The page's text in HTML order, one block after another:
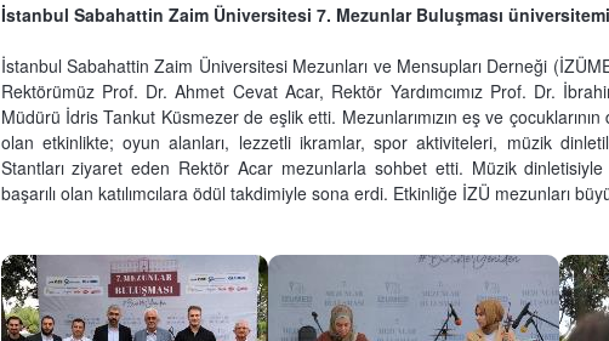
İstanbul Sabahattin Zaim Üniversitesi 7. Mezunlar Buluşması
İstanbul Sabahattin Zaim Üniversitesi Mezunları ve Mensupları Derneği
Rektörümüz Prof. Dr. Ahmet Cevat Acar, Rektör Yardımcımız Prof. Dr.
Müdürü İdris Tankut Küsmezer de eşlik etti. Mezunlarımızın eş ve
olan etkinlikte; oyun alanları, lezzetli ikramlar, spor aktiviteleri, müzik
Stantları ziyaret eden Rektör Acar mezunlarla sohbet etti. Müzik
başarılı olan katılımcılara ödül takdimiyle sona erdi. Etkinliğe İZÜ mezunları